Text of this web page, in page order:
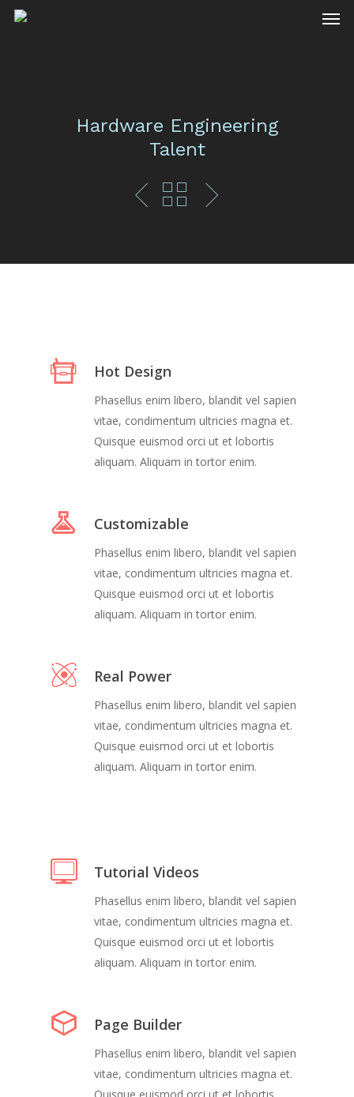
Hardware Engineering
Talent
Hot Design
Phasellus enim libero, blandit vel sapien
vitae, condimentum ultricies magna et.
Quisque euismod orci ut et lobortis
aliquam. Aliquam in tortor enim.
Customizable
Phasellus enim libero, blandit vel sapien
vitae, condimentum ultricies magna et.
Quisque euismod orci ut et lobortis
aliquam. Aliquam in tortor enim.
Real Power
Phasellus enim libero, blandit vel sapien
vitae, condimentum ultricies magna et.
Quisque euismod orci ut et lobortis
aliquam. Aliquam in tortor enim.
Tutorial Videos
Phasellus enim libero, blandit vel sapien
vitae, condimentum ultricies magna et.
Quisque euismod orci ut et lobortis
aliquam. Aliquam in tortor enim.
Page Builder
Phasellus enim libero, blandit vel sapien
vitae, condimentum ultricies magna et.
Quisque euismod orci ut et lobortis